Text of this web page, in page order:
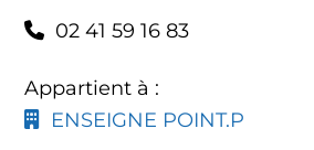
02 41 59 16 83
Appartient à :
ENSEIGNE POINT.P